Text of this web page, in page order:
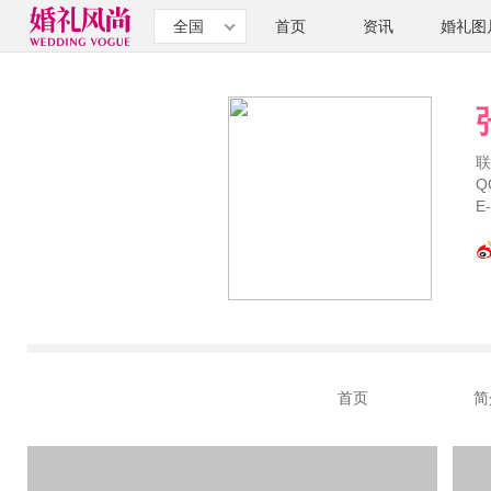
首页 资讯 婚礼图
全国
首页